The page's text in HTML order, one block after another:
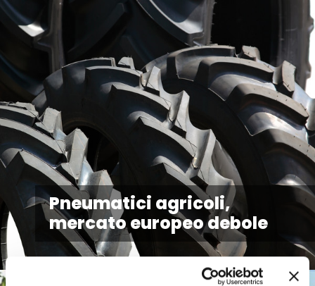
Pneumatici agricoli,
mercato europeo debole